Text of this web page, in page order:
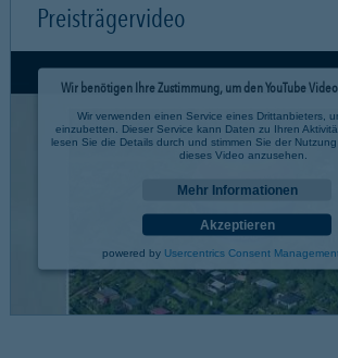
Preisträgervideo
Wir benötigen Ihre Zustimmung, um den YouTube
Wir verwenden einen Service eines Drittanbieters,
einzubetten. Dieser Service kann Daten zu Ihren
lesen Sie die Details durch und stimmen Sie der
dieses Video anzusehen.
Mehr Informationen
Akzeptieren
powered by Usercentrics Consent